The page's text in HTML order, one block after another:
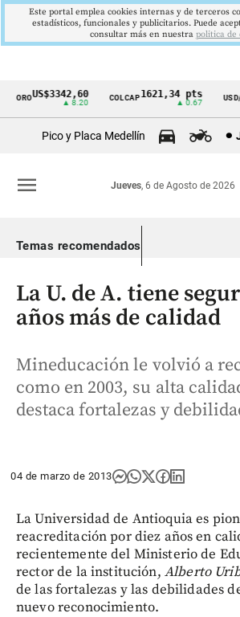
Cintillo
Colombia
OROUS$3342,60
▲ 8.20
COLCAP1621,34 pts
▲ 0.67
USD/
Pico y Placa Medellín
Jueves, 6 de Agosto de 2026
menu
Temas recomendados
La U. de A. tiene
años más de calidad
Mineducación le volvió a
como en 2003, su alta
destaca fortalezas y
04 de marzo de 2013
La Universidad de Antioquia es
reacreditación por diez años en
recientemente del Ministerio de
rector de la institución, Alberto
de las fortalezas y las debilidades
nuevo reconocimiento.
Este portal emplea cookies internas y de terceros
estadísticos, funcionales y publicitarios. Puede
consultar más en nuestra politica de